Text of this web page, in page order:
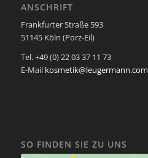
ANSCHRIFT
Frankfurter Straße 593
51145 Köln (Porz-Eil)
Tel. +49 (0) 22 03 37 11 73
E-Mail kosmetik@leugermann.com
SO FINDEN SIE ZU UNS